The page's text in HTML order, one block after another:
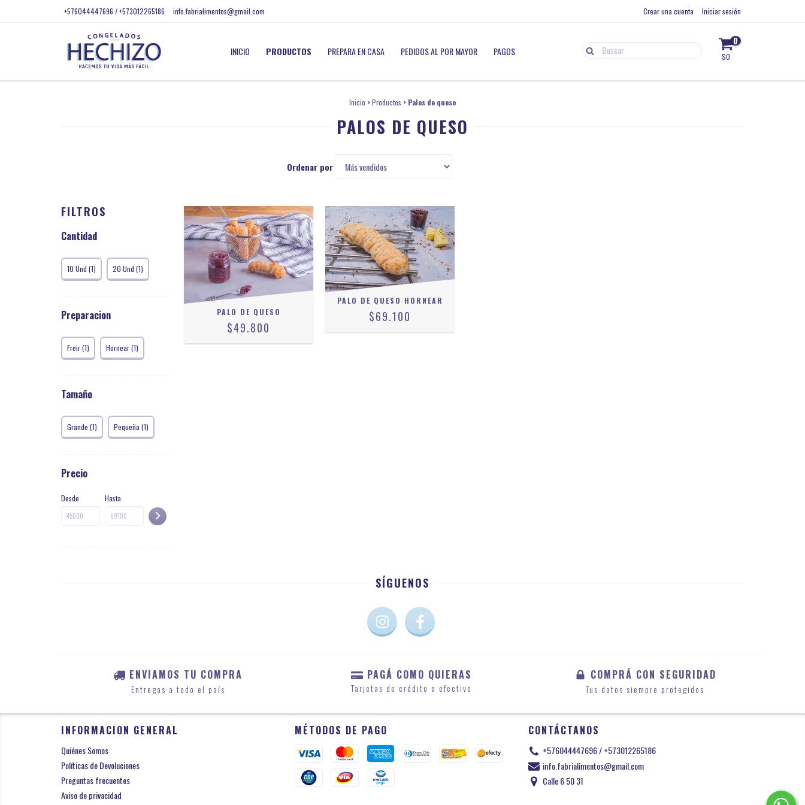
+576044447696 / +573012265186 info.fabrialimentos@gmail.com Crear una cuenta Iniciar sesión
INICIO PRODUCTOS PREPARA EN CASA PEDIDOS AL POR MAYOR PAGOS
0
$0
Inicio >Productos > Palos de queso
PALOS DE QUESO
Ordenar por
FILTROS
Cantidad
10 Und (1) 20 Und (1)
Preparacion
Freir (1) Hornear (1)
Tamaño
Grande (1) Pequeña (1)
Precio
Desde Hasta
PALO DE QUESO
$49.800
PALO DE QUESO HORNEAR
$69.100
SÍGUENOS
ENVIAMOS TU COMPRA
Entregas a todo el país
PAGÁ COMO QUIERAS
Tarjetas de crédito o efectivo
COMPRÁ CON SEGURIDAD
Tus datos siempre protegidos
INFORMACION GENERAL
Quiénes Somos
Políticas de Devoluciones
Preguntas frecuentes
Aviso de privacidad
MÉTODOS DE PAGO CONTÁCTANOS
+576044447696 / +573012265186
info.fabrialimentos@gmail.com
Calle 6 50 31